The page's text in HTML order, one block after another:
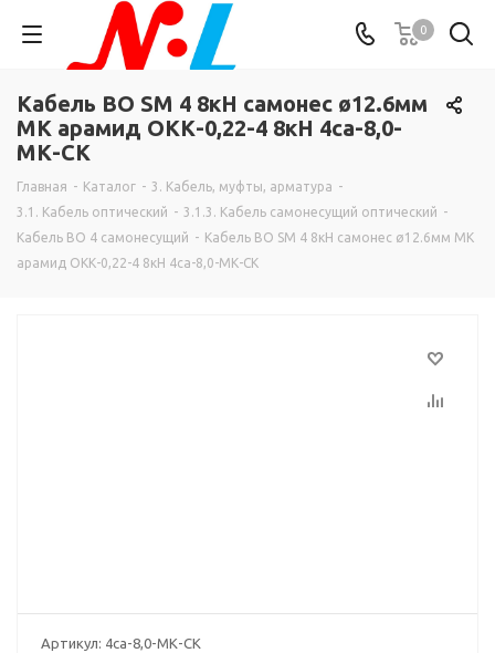
0
Кабель ВО SM 4 8кН самонес ø12.6мм
МК арамид ОКК-0,22-4 8кН 4са-8,0-
МК-СК
Главная - Каталог - 3. Кабель, муфты, арматура -
3.1. Кабель оптический - 3.1.3. Кабель самонесущий оптический -
Кабель ВО 4 самонесущий - Кабель ВО SM 4 8кН самонес ø12.6мм МК
арамид ОКК-0,22-4 8кН 4са-8,0-МК-СК
Артикул: 4са-8,0-МК-СК